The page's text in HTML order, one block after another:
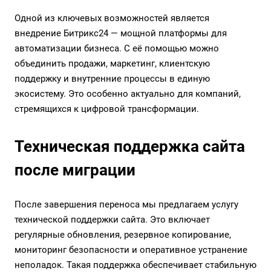
Одной из ключевых возможностей является
внедрение Битрикс24— мощной платформы для
автоматизации бизнеса. С её помощью можно
объединить продажи, маркетинг, клиентскую
поддержку и внутренние процессы в единую
экосистему. Это особенно актуально для компаний,
стремящихся к цифровой трансформации.
Техническая поддержка сайта
после миграции
После завершения переноса мы предлагаем услугу
технической поддержки сайта. Это включает
регулярные обновления, резервное копирование,
мониторинг безопасности и оперативное устранение
неполадок. Такая поддержка обеспечивает стабильную